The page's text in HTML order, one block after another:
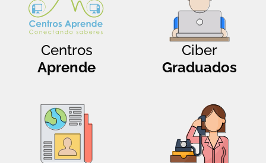
Centros
Aprende
Ciber
Graduados